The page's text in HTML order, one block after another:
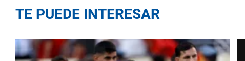
TE PUEDE INTERESAR